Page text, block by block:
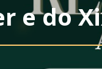
e do